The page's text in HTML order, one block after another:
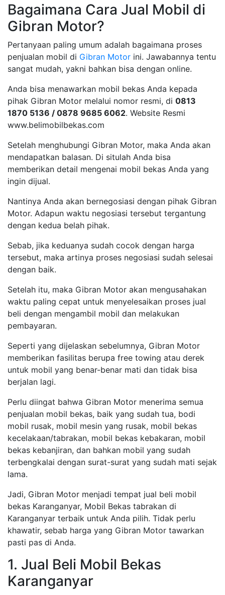
Bagaimana Cara Jual Mobil di
Gibran Motor?
Pertanyaan paling umum adalah bagaimana proses
penjualan mobil di Gibran Motor ini. Jawabannya tentu
sangat mudah, yakni bahkan bisa dengan online.
Anda bisa menawarkan mobil bekas Anda kepada
pihak Gibran Motor melalui nomor resmi, di 0813
1870 5136 / 0878 9685 6062. Website Resmi
www.belimobilbekas.com
Setelah menghubungi Gibran Motor, maka Anda akan
mendapatkan balasan. Di situlah Anda bisa
memberikan detail mengenai mobil bekas Anda yang
ingin dijual.
Nantinya Anda akan bernegosiasi dengan pihak Gibran
Motor. Adapun waktu negosiasi tersebut tergantung
dengan kedua belah pihak.
Sebab, jika keduanya sudah cocok dengan harga
tersebut, maka artinya proses negosiasi sudah selesai
dengan baik.
Setelah itu, maka Gibran Motor akan mengusahakan
waktu paling cepat untuk menyelesaikan proses jual
beli dengan mengambil mobil dan melakukan
pembayaran.
Seperti yang dijelaskan sebelumnya, Gibran Motor
memberikan fasilitas berupa free towing atau derek
untuk mobil yang benar-benar mati dan tidak bisa
berjalan lagi.
Perlu diingat bahwa Gibran Motor menerima semua
penjualan mobil bekas, baik yang sudah tua, bodi
mobil rusak, mobil mesin yang rusak, mobil bekas
kecelakaan/tabrakan, mobil bekas kebakaran, mobil
bekas kebanjiran, dan bahkan mobil yang sudah
terbengkalai dengan surat-surat yang sudah mati sejak
lama.
Jadi, Gibran Motor menjadi tempat jual beli mobil
bekas Karanganyar, Mobil Bekas tabrakan di
Karanganyar terbaik untuk Anda pilih. Tidak perlu
khawatir, sebab harga yang Gibran Motor tawarkan
pasti pas di Anda.
1. Jual Beli Mobil Bekas
Karanganyar